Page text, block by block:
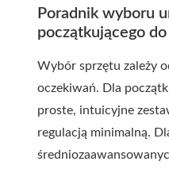
Poradnik wyboru
początkującego
Wybór sprzętu zależy
oczekiwań. Dla
proste, intuicyjne
regulacją minimalną.